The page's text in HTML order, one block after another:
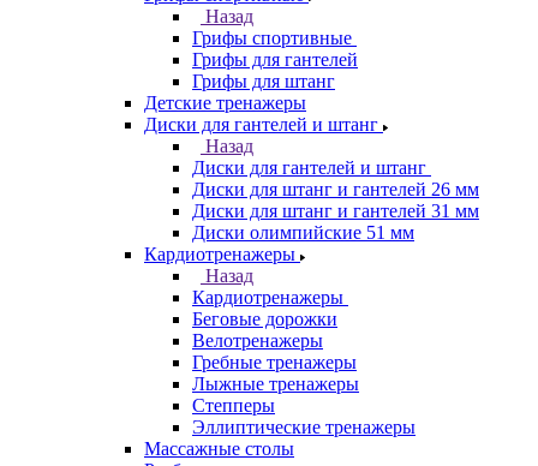
Назад
Грифы спортивные
Грифы для гантелей
Грифы для штанг
Детские тренажеры
Диски для гантелей и штанг
Назад
Диски для гантелей и штанг
Диски для штанг и гантелей 26 мм
Диски для штанг и гантелей 31 мм
Диски олимпийские 51 мм
Кардиотренажеры
Назад
Кардиотренажеры
Беговые дорожки
Велотренажеры
Гребные тренажеры
Лыжные тренажеры
Степперы
Эллиптические тренажеры
Массажные столы